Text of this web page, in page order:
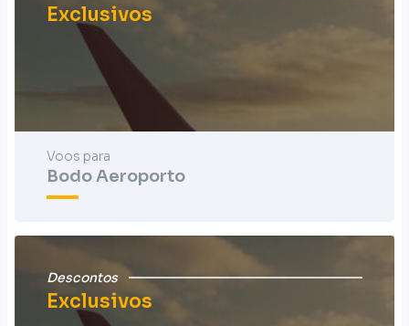
Exclusivos
Voos para
Bodo Aeroporto
Descontos
Exclusivos